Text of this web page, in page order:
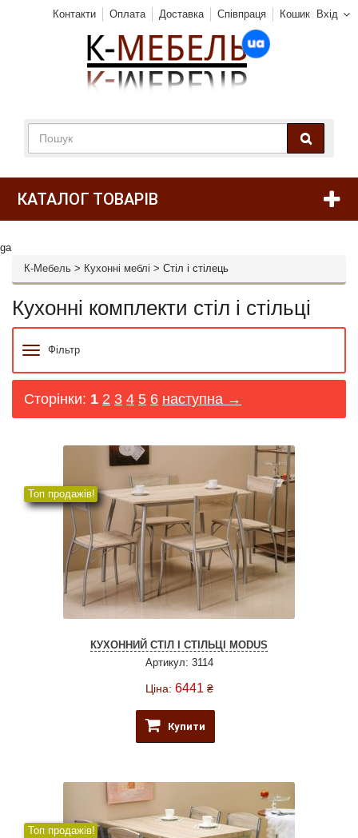
Вхід
Контакти Оплата Доставка Співпраця Кошик
КАТАЛОГ ТОВАРІВ
ga
К-Мебель > Кухонні меблі > Стіл і стілець
Кухонні комплекти стіл і стільці
Фільтр
Сторінки: 1 2 3 4 5 6 наступна →
Топ продажів!
КУХОННИЙ СТІЛ І СТІЛЬЦІ MODUS
Артикул: 3114
Ціна: 6441 ₴
Купити
Топ продажів!